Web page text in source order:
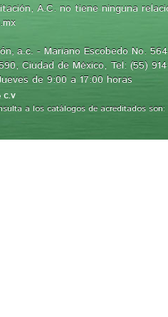
A.C. no tiene ninguna
a.c. - Mariano Escobedo No.
Ciudad de México, Tel: (55)
de 9:00 a 17:00 horas
a los catálogos de acreditados
C.V